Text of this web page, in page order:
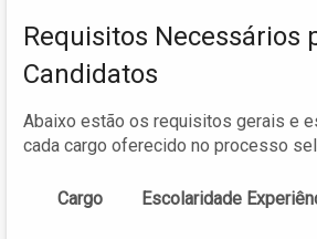
Requisitos Necessários
Candidatos
Abaixo estão os requisitos gerais e
cada cargo oferecido no processo
Cargo Escolaridade